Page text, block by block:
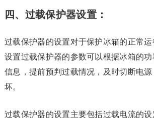
四、过载保护器设置：
过载保护器的设置对于保护冰箱的正常
设置过载保护器的参数可以根据冰箱的
信息，提前预判过载情况，及时切断电
坏。
过载保护器的设置主要包括过载电流的